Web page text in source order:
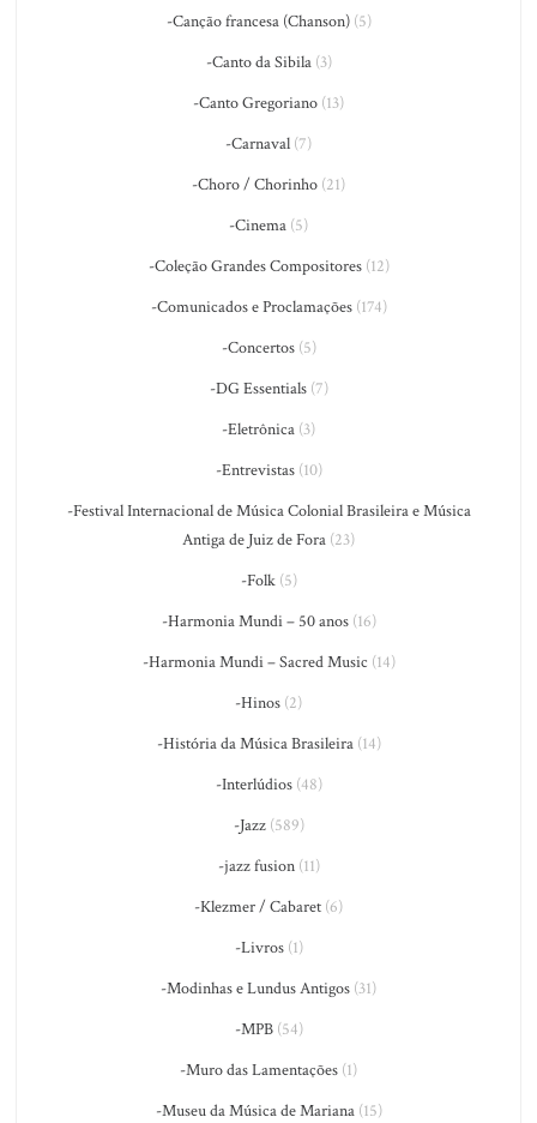
-Canção francesa (Chanson)(5)
-Canto da Sibila(3)
-Canto Gregoriano (13)
-Carnaval (7)
-Choro / Chorinho (21)
-Cinema (5)
-Coleção Grandes Compositores(12)
-Comunicados e Proclamações(174)
-Concertos(5)
-DG Essentials(7)
-Eletrônica (3)
-Entrevistas(10)
-Festival Internacional de Música Colonial Brasileira e Música
Antiga de Juiz de Fora (23)
-Folk(5)
-Harmonia Mundi – 50 anos(16)
-Harmonia Mundi – Sacred Music (14)
-Hinos (2)
-História da Música Brasileira(14)
-Interlúdios(48)
-Jazz(589)
-jazz fusion(11)
-Klezmer / Cabaret (6)
-Livros(1)
-Modinhas e Lundus Antigos (31)
-MPB(54)
-Muro das Lamentações (1)
-Museu da Música de Mariana(15)